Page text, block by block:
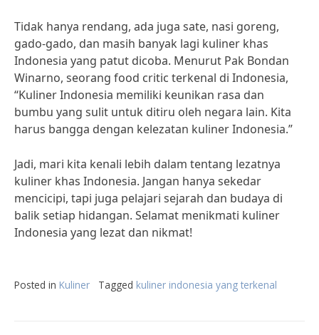
Tidak hanya rendang, ada juga sate, nasi goreng,
gado-gado, dan masih banyak lagi kuliner khas
Indonesia yang patut dicoba. Menurut Pak Bondan
Winarno, seorang food critic terkenal di Indonesia,
“Kuliner Indonesia memiliki keunikan rasa dan
bumbu yang sulit untuk ditiru oleh negara lain. Kita
harus bangga dengan kelezatan kuliner Indonesia.”
Jadi, mari kita kenali lebih dalam tentang lezatnya
kuliner khas Indonesia. Jangan hanya sekedar
mencicipi, tapi juga pelajari sejarah dan budaya di
balik setiap hidangan. Selamat menikmati kuliner
Indonesia yang lezat dan nikmat!
Posted in Kuliner Tagged kuliner indonesia yang terkenal